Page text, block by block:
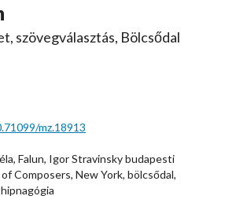
szövegválasztás, Bölcsődal
mz.18913
Falun, Igor Stravinsky budapesti
Composers, New York, bölcsődal,